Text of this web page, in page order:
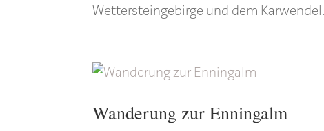
Wettersteingebirge und dem
Wanderung zur Enningalm